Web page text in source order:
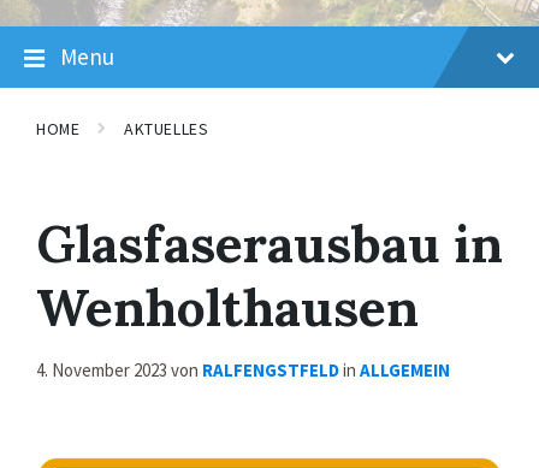
Menu
HOME AKTUELLES
Glasfaserausbau in
Wenholthausen
4. November 2023 von RALFENGSTFELDin ALLGEMEIN